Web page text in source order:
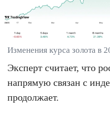
Изменения курса золота в
Эксперт считает, что
напрямую связан с
продолжает.